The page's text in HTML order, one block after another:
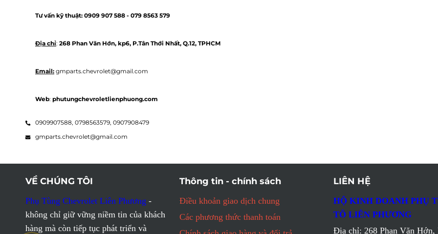
Tư vấn kỹ thuật: 0909 907 588 - 079 8563 579
Địa chỉ: 268 Phan Văn Hớn, kp6, P.Tân Thới Nhất, Q.12, TPHCM
Email: gmparts.chevrolet@gmail.com
Web: phutungchevroletlienphuong.com
0909907588, 0798563579, 0907908479
gmparts.chevrolet@gmail.com
VỀ CHÚNG TÔI
Phụ Tùng Chevrolet Liên Phương -
không chỉ giữ vững niềm tin của khách
hàng mà còn tiếp tục phát triển và
Thông tin - chính sách
Điều khoản giao dịch chung
Các phương thức thanh toán
LIÊN HỆ
HỘ KINH DOANH PHỤ
TÔ LIÊN PHƯƠNG
Địa chỉ: 268 Phan Văn Hớn,